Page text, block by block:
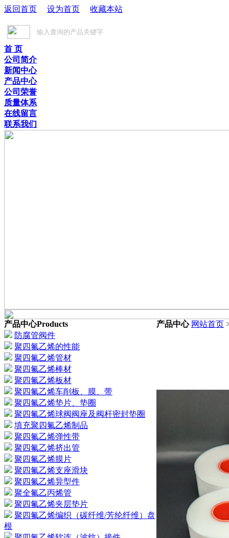
返回首页 设为首页 收藏本站
首 页
公司简介
新闻中心
产品中心
公司荣誉
质量体系
在线留言
联系我们
产品中心Products
防腐管阀件
聚四氟乙烯的性能
聚四氟乙烯管材
聚四氟乙烯棒材
聚四氟乙烯板材
聚四氟乙烯车削板、膜、带
聚四氟乙烯垫片、垫圈
聚四氟乙烯球阀阀座及阀杆密封垫圈
填充聚四氟乙烯制品
聚四氟乙烯弹性带
聚四氟乙烯挤出管
聚四氟乙烯膜片
聚四氟乙烯支座滑块
聚四氟乙烯异型件
聚全氟乙丙烯管
聚四氟乙烯夹层垫片
聚四氟乙烯编织（碳纤维/芳纶纤维）盘
根
产品中心 网站首页